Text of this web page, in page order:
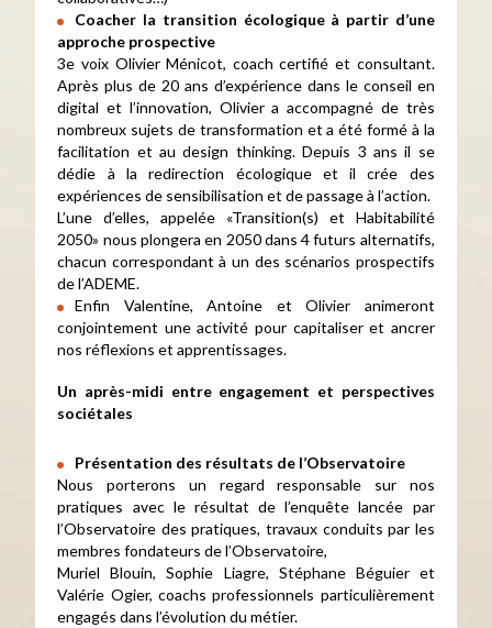
Coacher la transition écologique à partir d’une
approche prospective
3e voix Olivier Ménicot, coach certifié et consultant.
Après plus de 20 ans d’expérience dans le conseil en
digital et l’innovation, Olivier a accompagné de très
nombreux sujets de transformation et a été formé à la
facilitation et au design thinking. Depuis 3 ans il se
dédie à la redirection écologique et il crée des
expériences de sensibilisation et de passage à l’action.
L’une d’elles, appelée «Transition(s) et Habitabilité
2050» nous plongera en 2050 dans 4 futurs alternatifs,
chacun correspondant à un des scénarios prospectifs
de l’ADEME.
Enfin Valentine, Antoine et Olivier animeront
conjointement une activité pour capitaliser et ancrer
nos réflexions et apprentissages.
Un après-midi entre engagement et perspectives
sociétales
Présentation des résultats de l’Observatoire
Nous porterons un regard responsable sur nos
pratiques avec le résultat de l’enquête lancée par
l’Observatoire des pratiques, travaux conduits par les
membres fondateurs de l’Observatoire,
Muriel Blouin, Sophie Liagre, Stéphane Béguier et
Valérie Ogier, coachs professionnels particulièrement
engagés dans l’évolution du métier.